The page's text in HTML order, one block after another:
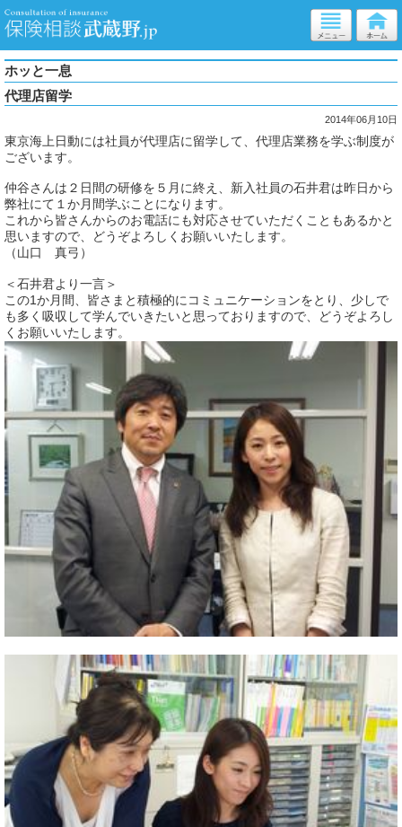
ホッと一息
代理店留学
2014年06月10日
東京海上日動には社員が代理店に留学して、代理店業務を学ぶ制度が
ございます。
仲谷さんは２日間の研修を５月に終え、新入社員の石井君は昨日から
弊社にて１か月間学ぶことになります。
これから皆さんからのお電話にも対応させていただくこともあるかと
思いますので、どうぞよろしくお願いいたします。
（山口 真弓）
＜石井君より一言＞
この1か月間、皆さまと積極的にコミュニケーションをとり、少しで
も多く吸収して学んでいきたいと思っておりますので、どうぞよろし
くお願いいたします。